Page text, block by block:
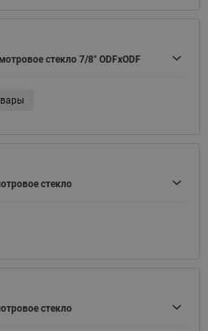
стекло 7/8" ODFxODF
стекло
стекло